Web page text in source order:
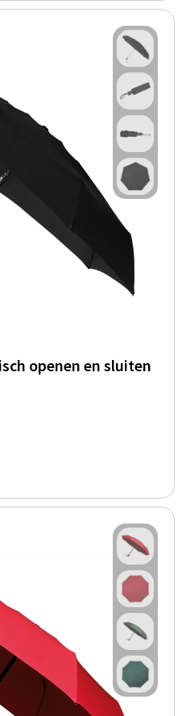
openen en sluiten